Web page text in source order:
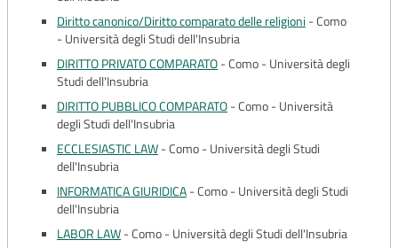
Diritto canonico/Diritto comparato delle religioni -Como
- Università degli Studi dell'Insubria
DIRITTO PRIVATO COMPARATO-Como - Università degli
Studi dell'Insubria
DIRITTO PUBBLICO COMPARATO-Como - Università
degli Studi dell'Insubria
ECCLESIASTIC LAW-Como - Università degli Studi
dell'Insubria
INFORMATICA GIURIDICA-Como - Università degli Studi
dell'Insubria
LABOR LAW-Como - Università degli Studi dell'Insubria